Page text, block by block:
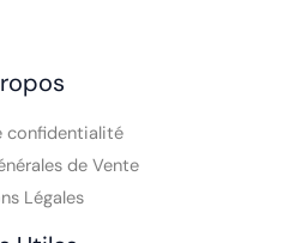
confidentialité
de Vente